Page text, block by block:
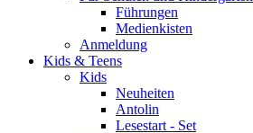
Führungen
Medienkisten
Anmeldung
Kids & Teens
Kids
Neuheiten
Antolin
Lesestart - Set